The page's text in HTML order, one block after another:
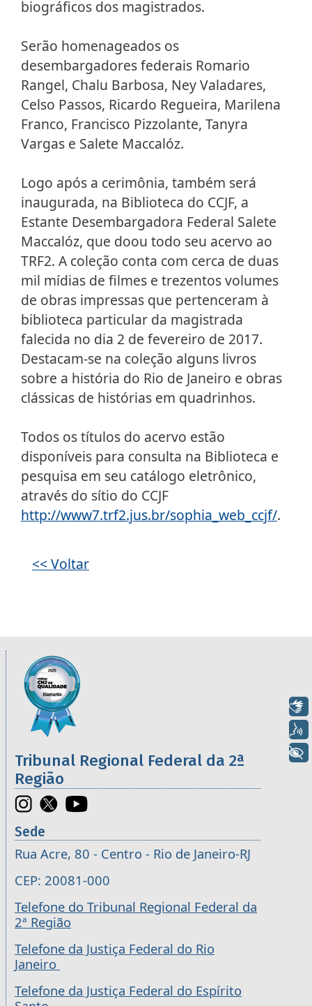
biográficos dos magistrados.
Serão homenageados os
desembargadores federais Romario
Rangel, Chalu Barbosa, Ney Valadares,
Celso Passos, Ricardo Regueira, Marilena
Franco, Francisco Pizzolante, Tanyra
Vargas e Salete Maccalóz.
Logo após a cerimônia, também será
inaugurada, na Biblioteca do CCJF, a
Estante Desembargadora Federal Salete
Maccalóz, que doou todo seu acervo ao
TRF2. A coleção conta com cerca de duas
mil mídias de filmes e trezentos volumes
de obras impressas que pertenceram à
biblioteca particular da magistrada
falecida no dia 2 de fevereiro de 2017.
Destacam-se na coleção alguns livros
sobre a história do Rio de Janeiro e obras
clássicas de histórias em quadrinhos.
Todos os títulos do acervo estão
disponíveis para consulta na Biblioteca e
pesquisa em seu catálogo eletrônico,
através do sítio do CCJF
http://www7.trf2.jus.br/sophia_web_ccjf/.
<< Voltar
Informações úteis sobre os órgãos da 2ª
Imagem
Tribunal Regional Federal da 2ª
Região
Sede
Rua Acre, 80 - Centro - Rio de Janeiro-RJ
CEP: 20081-000
Telefone do Tribunal Regional Federal da
2ª Região
Telefone da Justiça Federal do Rio
Janeiro
Telefone da Justiça Federal do Espírito
+ Acessibilidade